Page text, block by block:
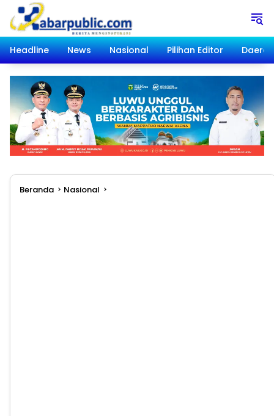
Langsung
konten
Headline
News Nasional Pilihan Editor Daerah
Beranda Nasional